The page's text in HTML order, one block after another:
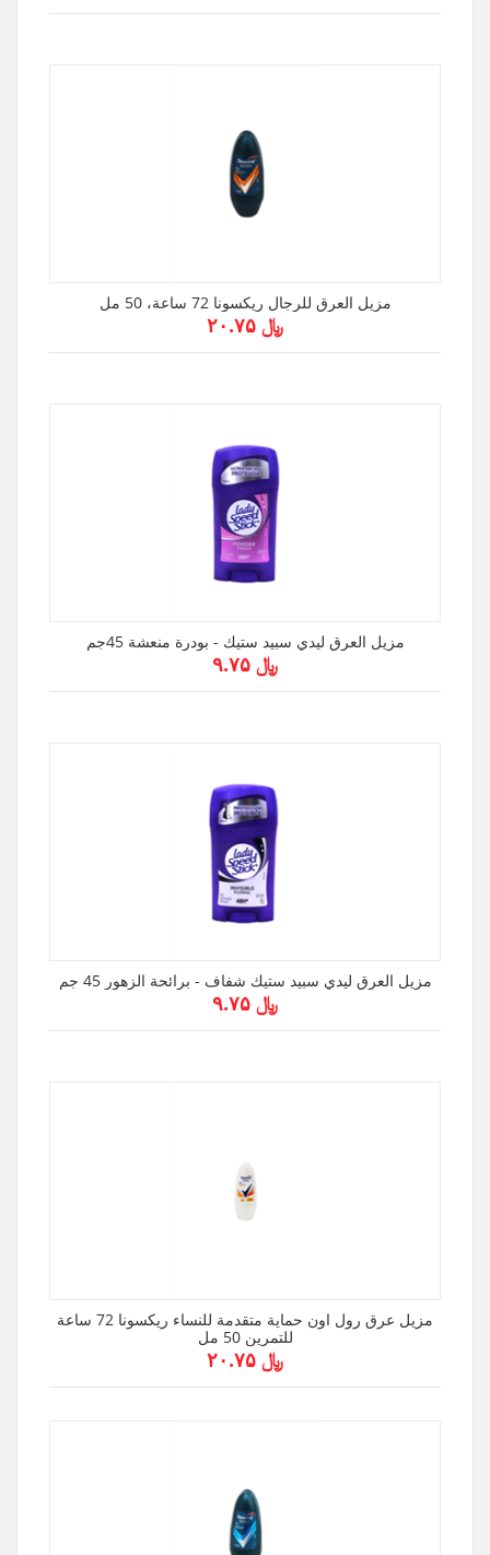
مزيل العرق للرجال ريكسونا 72 ساعة، 50 مل
﷼ ۲۰.۷۵
مزيل العرق ليدي سبيد ستيك - بودرة منعشة 45جم
﷼ ۹.۷۵
مزيل العرق ليدي سبيد ستيك شفاف - برائحة الزهور 45 جم
﷼ ۹.۷۵
مزيل عرق رول اون حماية متقدمة للنساء ريكسونا 72 ساعة
للتمرين 50 مل
﷼ ۲۰.۷۵